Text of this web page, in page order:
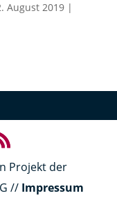
August 2019|
Projekt der
// Impressum